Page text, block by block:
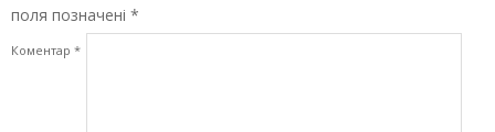
поля позначені *
Коментар *